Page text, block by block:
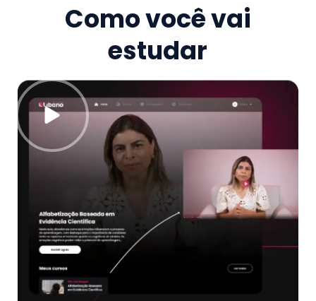
Como você vai
estudar